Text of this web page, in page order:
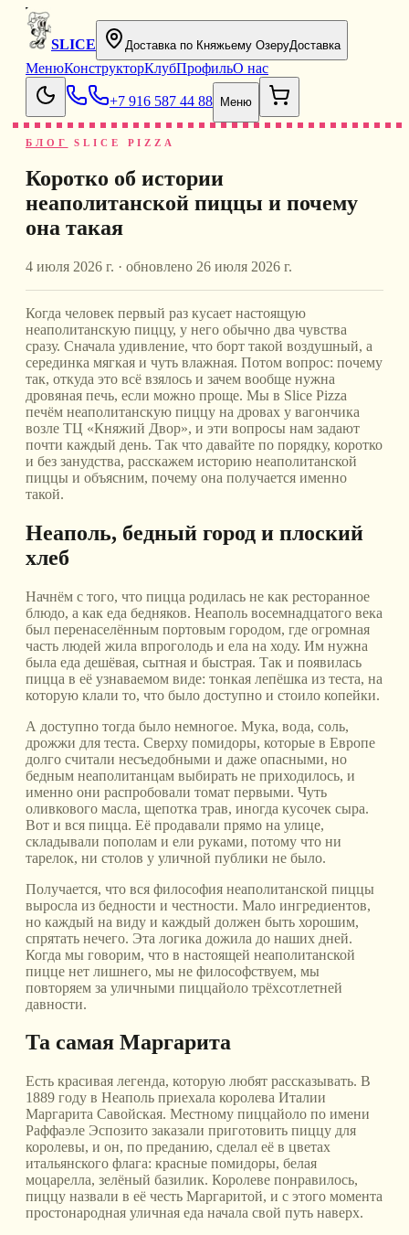
SLICE Доставка по Княжьему ОзеруДоставка
МенюКонструкторКлубПрофильО нас
+7 916 587 44 88 Меню
БЛОГ SLICE PIZZA
Коротко об истории
неаполитанской пиццы и почему
она такая
4 июля 2026 г. · обновлено 26 июля 2026 г.
Когда человек первый раз кусает настоящую
неаполитанскую пиццу, у него обычно два чувства
сразу. Сначала удивление, что борт такой воздушный, а
серединка мягкая и чуть влажная. Потом вопрос: почему
так, откуда это всё взялось и зачем вообще нужна
дровяная печь, если можно проще. Мы в Slice Pizza
печём неаполитанскую пиццу на дровах у вагончика
возле ТЦ «Княжий Двор», и эти вопросы нам задают
почти каждый день. Так что давайте по порядку, коротко
и без занудства, расскажем историю неаполитанской
пиццы и объясним, почему она получается именно
такой.
Неаполь, бедный город и плоский
хлеб
Начнём с того, что пицца родилась не как ресторанное
блюдо, а как еда бедняков. Неаполь восемнадцатого века
был перенаселённым портовым городом, где огромная
часть людей жила впроголодь и ела на ходу. Им нужна
была еда дешёвая, сытная и быстрая. Так и появилась
пицца в её узнаваемом виде: тонкая лепёшка из теста, на
которую клали то, что было доступно и стоило копейки.
А доступно тогда было немногое. Мука, вода, соль,
дрожжи для теста. Сверху помидоры, которые в Европе
долго считали несъедобными и даже опасными, но
бедным неаполитанцам выбирать не приходилось, и
именно они распробовали томат первыми. Чуть
оливкового масла, щепотка трав, иногда кусочек сыра.
Вот и вся пицца. Её продавали прямо на улице,
складывали пополам и ели руками, потому что ни
тарелок, ни столов у уличной публики не было.
Получается, что вся философия неаполитанской пиццы
выросла из бедности и честности. Мало ингредиентов,
но каждый на виду и каждый должен быть хорошим,
спрятать нечего. Эта логика дожила до наших дней.
Когда мы говорим, что в настоящей неаполитанской
пицце нет лишнего, мы не философствуем, мы
повторяем за уличными пиццайоло трёхсотлетней
давности.
Та самая Маргарита
Есть красивая легенда, которую любят рассказывать. В
1889 году в Неаполь приехала королева Италии
Маргарита Савойская. Местному пиццайоло по имени
Раффаэле Эспозито заказали приготовить пиццу для
королевы, и он, по преданию, сделал её в цветах
итальянского флага: красные помидоры, белая
моцарелла, зелёный базилик. Королеве понравилось,
пиццу назвали в её честь Маргаритой, и с этого момента
простонародная уличная еда начала свой путь наверх.